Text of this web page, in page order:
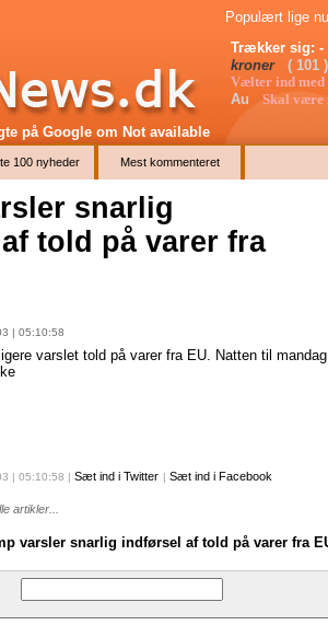
Populært lige
Trækker sig:
kroner
( 101
Vælter ind
Au
Skal
på Google om Not available
100 nyheder Mest kommenteret
snarlig
told på varer fra
| 05:10:58
varslet told på varer fra EU. Natten til
| 05:10:58 | Sæt ind i Twitter | Sæt ind i Facebook
artikler...
varsler snarlig indførsel af told på varer fra